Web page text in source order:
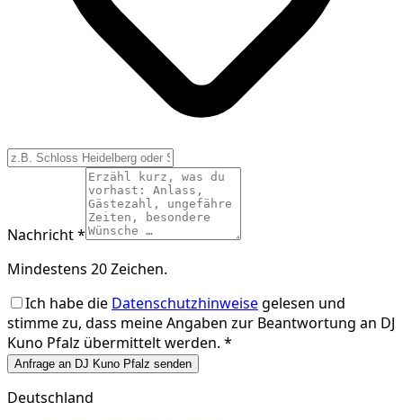
Nachricht *
Mindestens 20 Zeichen.
Ich habe die Datenschutzhinweisegelesen und
stimme zu, dass meine Angaben zur Beantwortung an DJ
Kuno Pfalz übermittelt werden. *
Anfrage an DJ Kuno Pfalz senden
Deutschland